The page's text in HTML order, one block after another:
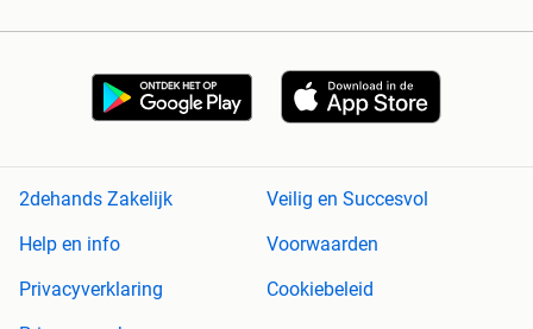
2dehands Zakelijk
Veilig en Succesvol
Help en info
Voorwaarden
Privacyverklaring
Cookiebeleid